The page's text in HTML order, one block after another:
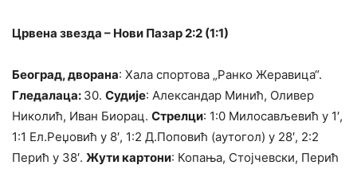
Црвена звезда – Нови Пазар 2:2 (1:1)
Београд, дворана: Хала спортова „Ранко Жеравица“.
Гледалаца: 30. Судије: Александар Минић, Оливер
Николић, Иван Биорац. Стрелци: 1:0 Милосављевић у 1′,
1:1 Ел.Реџовић у 8′, 1:2 Д.Поповић (аутогол) у 28′, 2:2
Перић у 38′. Жути картони: Копања, Стојчевски, Перић